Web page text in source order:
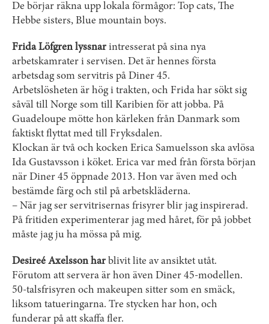
De börjar räkna upp lokala förmågor: Top cats, The
Hebbe sisters, Blue mountain boys.
Frida Löfgren lyssnarintresserat på sina nya
arbetskamrater i servisen. Det är hennes första
arbetsdag som servitris på Diner 45.
Arbetslösheten är hög i trakten, och Frida har sökt sig
såväl till Norge som till Karibien för att jobba. På
Guadeloupe mötte hon kärleken från Danmark som
faktiskt flyttat med till Fryksdalen.
Klockan är två och kocken Erica Samuelsson ska avlösa
Ida Gustavsson i köket. Erica var med från första början
när Diner 45 öppnade 2013. Hon var även med och
bestämde färg och stil på arbetskläderna.
– När jag ser servitrisernas frisyrer blir jag inspirerad.
På fritiden experimenterar jag med håret, för på jobbet
måste jag ju ha mössa på mig.
Desireé Axelsson harblivit lite av ansiktet utåt.
Förutom att servera är hon även Diner 45-modellen.
50-talsfrisyren och makeupen sitter som en smäck,
liksom tatueringarna. Tre stycken har hon, och
funderar på att skaffa fler.